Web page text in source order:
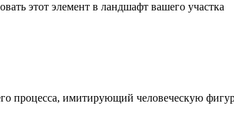
этот элемент в ландшафт вашего участка
процесса, имитирующий человеческую